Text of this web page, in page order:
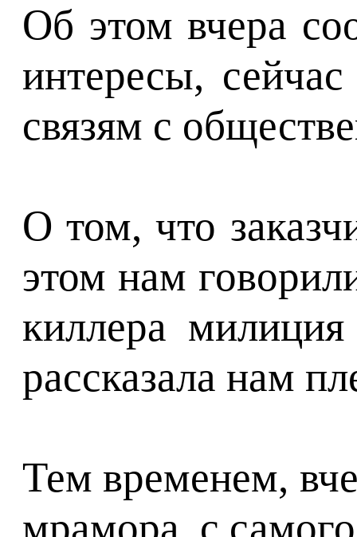
Об этом вчера
интересы,
связям с
О том, что
этом нам
киллера
рассказала нам
Тем временем,
мрамора, с